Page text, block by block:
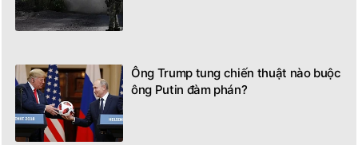
Ông Trump tung chiến thuật nào buộc
ông Putin đàm phán?